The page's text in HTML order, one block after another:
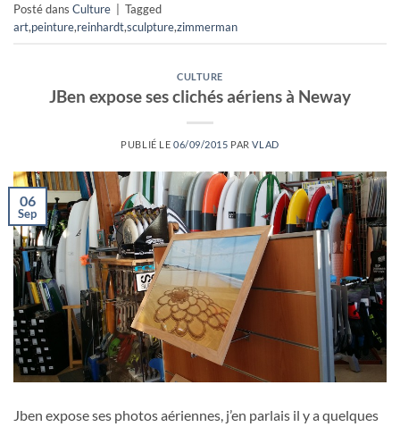
Posté dans Culture
Tagged
art,peinture,reinhardt,sculpture,zimmerman
CULTURE
JBen expose ses clichés aériens à Neway
PUBLIÉ LE 06/09/2015 PARVLAD
06
Sep
Jben expose ses photos aériennes, j’en parlais il y a quelques